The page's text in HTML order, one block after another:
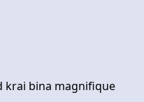
krai bina magnifique